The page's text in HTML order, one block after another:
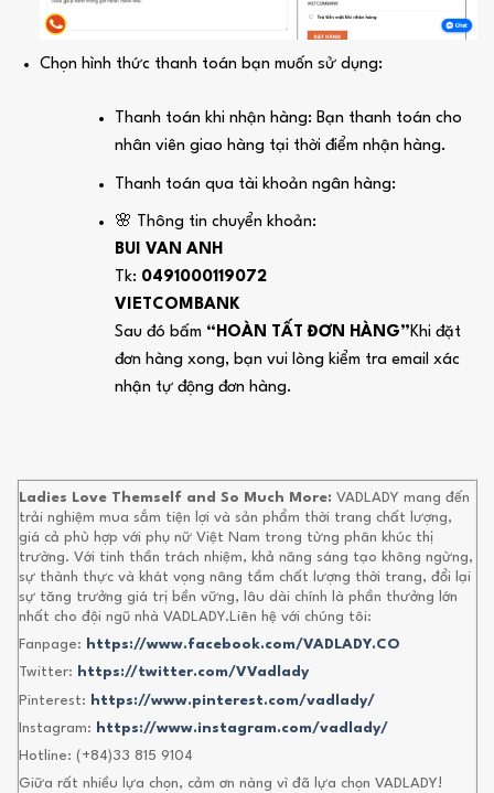
Chọn hình thức thanh toán bạn muốn sử dụng:
Thanh toán khi nhận hàng: Bạn thanh toán cho
nhân viên giao hàng tại thời điểm nhận hàng.
Thanh toán qua tài khoản ngân hàng:
🌸 Thông tin chuyển khoản:
BUI VAN ANH
Tk: 0491000119072
VIETCOMBANK
Sau đó bấm “HOÀN TẤT ĐƠN HÀNG”Khi đặt
đơn hàng xong, bạn vui lòng kiểm tra email xác
nhận tự động đơn hàng.
Ladies Love Themself and So Much More: VADLADY mang đến
trải nghiệm mua sắm tiện lợi và sản phẩm thời trang chất lượng,
giá cả phù hợp với phụ nữ Việt Nam trong từng phân khúc thị
trường. Với tinh thần trách nhiệm, khả năng sáng tạo không ngừng,
sự thành thực và khát vọng nâng tầm chất lượng thời trang, đổi lại
sự tăng trưởng giá trị bền vững, lâu dài chính là phần thưởng lớn
nhất cho đội ngũ nhà VADLADY.Liên hệ với chúng tôi:
Fanpage:
https://www.facebook.com/VADLADY.CO
Twitter:
https://twitter.com/VVadlady
Pinterest:
https://www.pinterest.com/vadlady/
Instagram:
https://www.instagram.com/vadlady/
Hotline: (+84)33 815 9104
Giữa rất nhiều lựa chọn, cảm ơn nàng vì đã lựa chọn VADLADY!